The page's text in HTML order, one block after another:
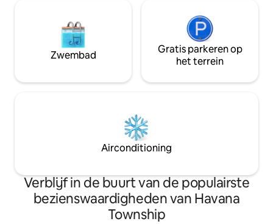
Zwembad
Gratis parkeren op
het terrein
Airconditioning
Verblijf in de buurt van de populairste
bezienswaardigheden van Havana
Township